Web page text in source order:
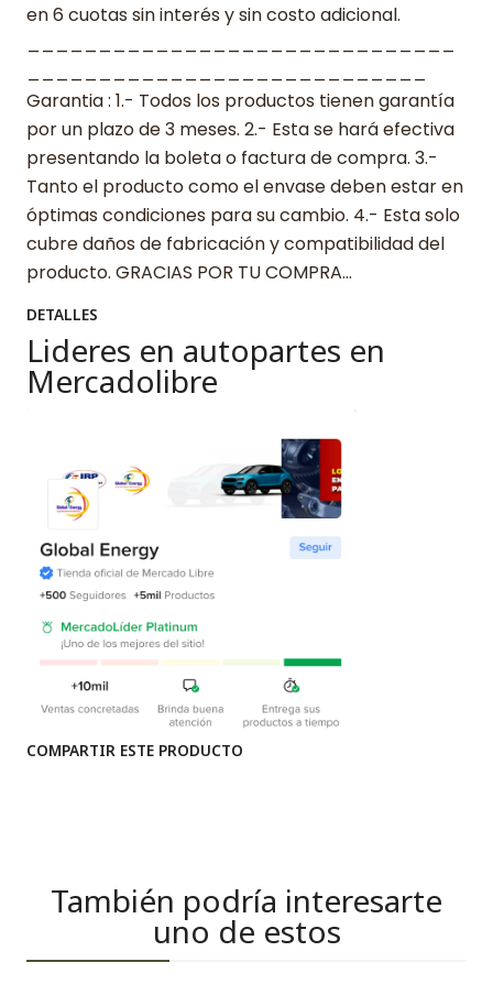
en 6 cuotas sin interés y sin costo adicional.
Garantia : 1.- Todos los productos tienen garantía
por un plazo de 3 meses. 2.- Esta se hará efectiva
presentando la boleta o factura de compra. 3.-
Tanto el producto como el envase deben estar en
óptimas condiciones para su cambio. 4.- Esta solo
cubre daños de fabricación y compatibilidad del
producto. GRACIAS POR TU COMPRA…
DETALLES
Lideres en autopartes en
Mercadolibre
COMPARTIR ESTE PRODUCTO
También podría interesarte
uno de estos